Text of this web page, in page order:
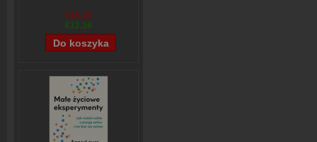
€15,15
€12,16